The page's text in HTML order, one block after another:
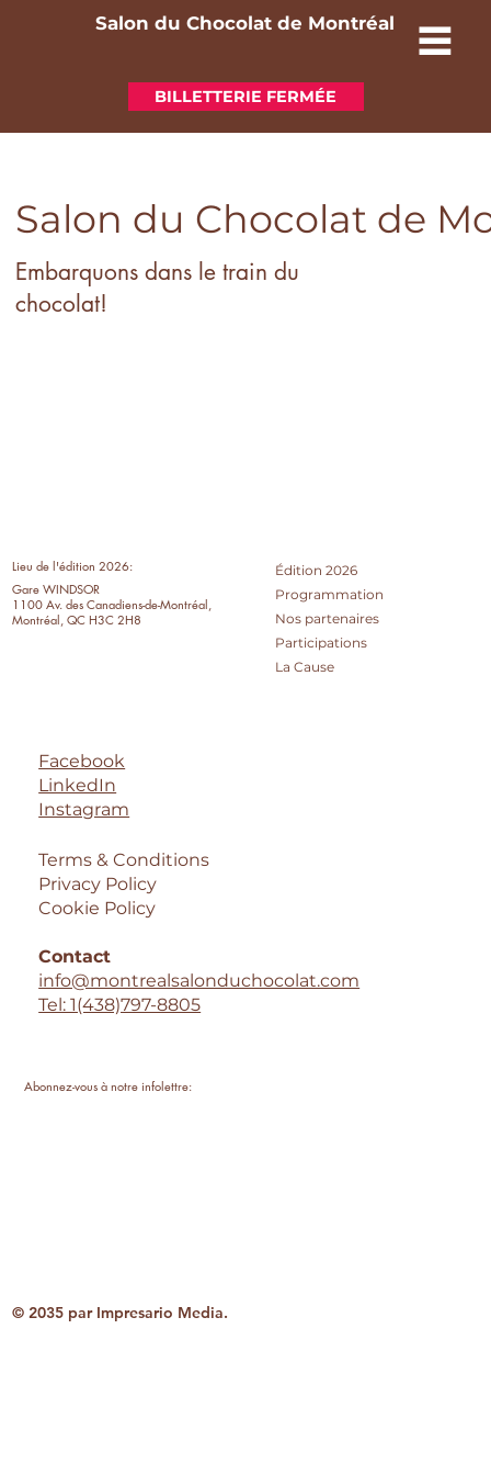
Salon du Chocolat de Montréal
BILLETTERIE FERMÉE
Salon du Chocolat de
Embarquons dans le train du
chocolat!
Lieu de l'édition 2026:
Gare WINDSOR
1100 Av. des Canadiens-de-Montréal,
Montréal, QC H3C 2H8
Édition 2026
Programmation
Nos partenaires
Participations
La Cause
Facebook
LinkedIn
Instagram
Terms & Conditions
Privacy Policy
Cookie Policy
Contact
info@montrealsalonduchocolat.com
Tel: 1(438)797-8805
Abonnez-vous à notre infolettre:
© 2035 par Impresario Media.